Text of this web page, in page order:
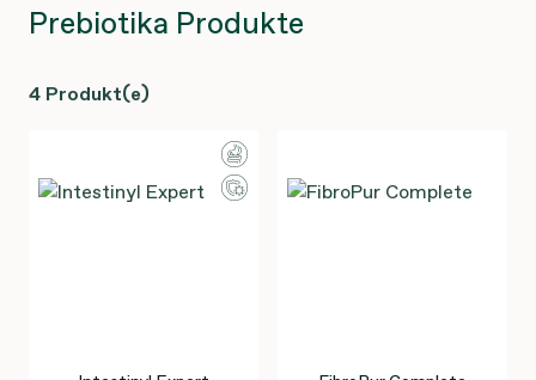
Prebiotika Produkte
4 Produkt(e)